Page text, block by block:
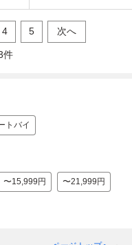
4 5 次へ
件
トバイ
〜15,999円 〜21,999円